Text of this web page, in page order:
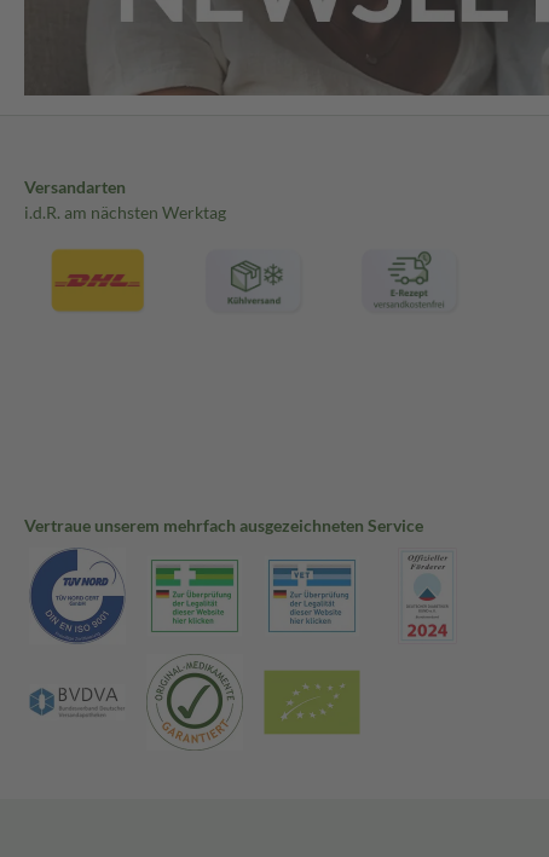
Versandarten
i.d.R. am nächsten Werktag
Vertraue unserem mehrfach ausgezeichneten Service